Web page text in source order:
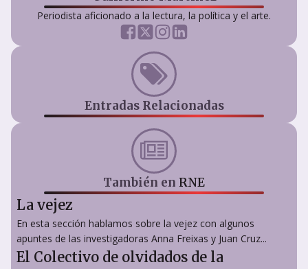
Periodista aficionado a la lectura, la política y el arte.
Entradas Relacionadas
También en RNE
La vejez
En esta sección hablamos sobre la vejez con algunos
apuntes de las investigadoras Anna Freixas y Juan Cruz...
El Colectivo de olvidados de la